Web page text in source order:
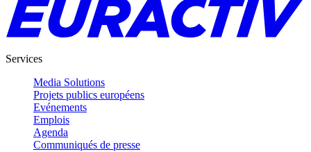
Services
Media Solutions
Projets publics européens
Evénements
Emplois
Agenda
Communiqués de presse